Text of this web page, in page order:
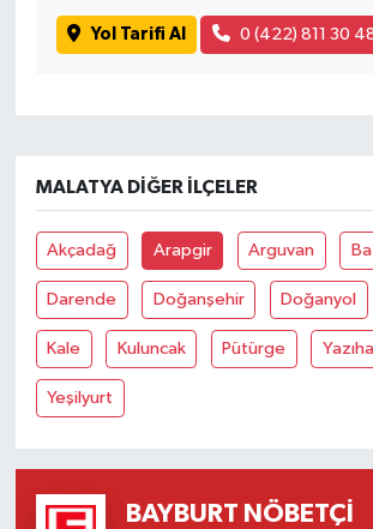
Yol Tarifi Al 0 (422) 811 30
MALATYA DIĞER İLÇELER
Akçadağ Arapgir Arguvan
Darende Doğanşehir Doğanyol
Kale Kuluncak Pütürge
Yeşilyurt
BAYBURT NÖBETÇI